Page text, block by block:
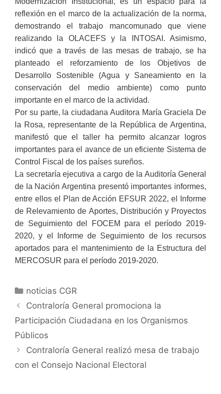
reflexión en el marco de la actualización de la norma,
demostrando el trabajo mancomunado que viene
realizando la OLACEFS y la INTOSAI. Asimismo,
indicó que a través de las mesas de trabajo, se ha
planteado el reforzamiento de los Objetivos de
Desarrollo Sostenible (Agua y Saneamiento en la
conservación del medio ambiente) como punto
importante en el marco de la actividad.
Por su parte, la ciudadana Auditora María Graciela De
la Rosa, representante de la República de Argentina,
manifestó que el taller ha permito alcanzar logros
importantes para el avance de un eficiente Sistema de
Control Fiscal de los países sureños.
La secretaría ejecutiva a cargo de la Auditoría General
de la Nación Argentina presentó importantes informes,
entre ellos el Plan de Acción EFSUR 2022, el Informe
de Relevamiento de Aportes, Distribución y Proyectos
de Seguimiento del FOCEM para el período 2019-
2020, y el Informe de Seguimiento de los recursos
aportados para el mantenimiento de la Estructura del
MERCOSUR para el período 2019-2020.
noticias CGR
Contraloría General promociona la
Participación Ciudadana en los Organismos
Públicos
Contraloría General realizó mesa de trabajo
con el Consejo Nacional Electoral